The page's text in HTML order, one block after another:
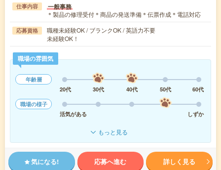
仕事内容 一般事務
＊製品の修理受付＊商品の発送準備＊伝票作成＊電話対応
応募資格
職種未経験OK / ブランクOK / 英語力不要
未経験OK！
職場の雰囲気
年齢層
20代
30代 40代 50代
60代
職場の様子
活気がある
しずか
もっと見る
気になる! 応募へ進む 詳しく見る